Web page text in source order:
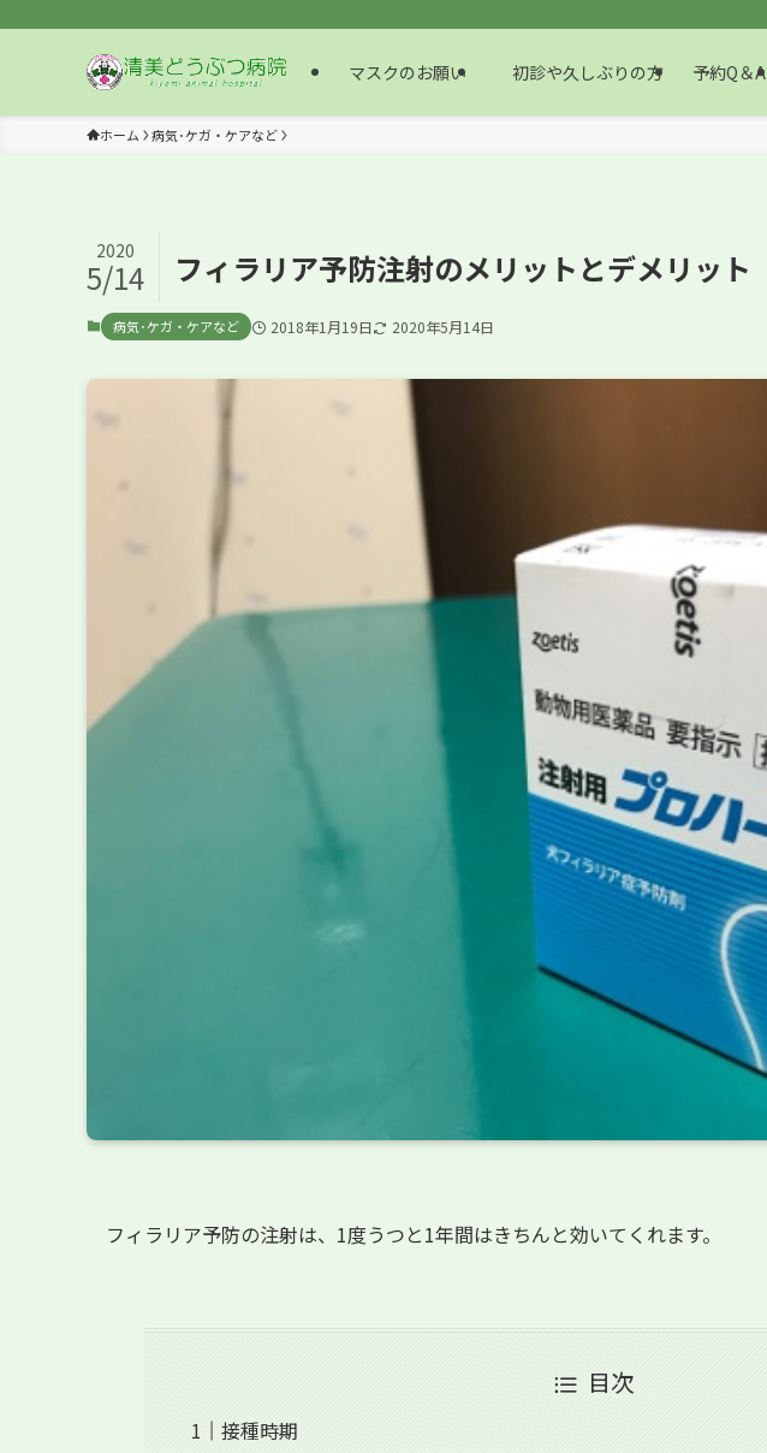
マスクのお願い 初診や久しぶりの方 予約Q＆A
ホーム 病気･ケガ・ケアなど
フィラリア予防注射のメリットとデメリット
2020
5/14
病気･ケガ・ケアなど 2018年1月19日 2020年5月14日
フィラリア予防の注射は、1度うつと1年間はきちんと効いてくれます。
目次
接種時期